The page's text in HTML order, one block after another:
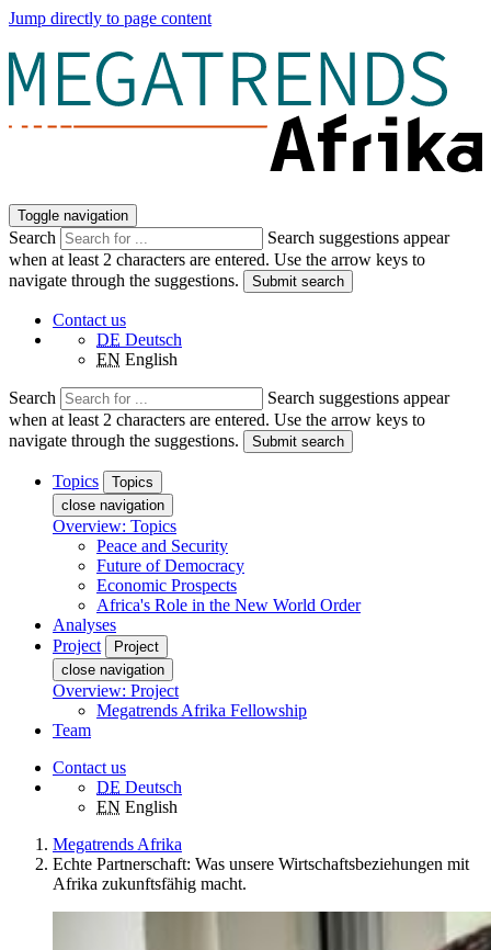
Jump directly to page content
Toggle navigation
Search
Search suggestions appear
when at least 2 characters are entered. Use the arrow keys to
navigate through the suggestions.
Submit search
Contact us
DE Deutsch
EN English
Search
Search suggestions appear
when at least 2 characters are entered. Use the arrow keys to
navigate through the suggestions.
Submit search
Topics
Topics
close navigation
Overview: Topics
Peace and Security
Future of Democracy
Economic Prospects
Africa's Role in the New World Order
Analyses
Project
Project
close navigation
Overview: Project
Megatrends Afrika Fellowship
Team
Contact us
DE Deutsch
EN English
Megatrends Afrika
Echte Partnerschaft: Was unsere Wirtschaftsbeziehungen mit
Afrika zukunftsfähig macht.